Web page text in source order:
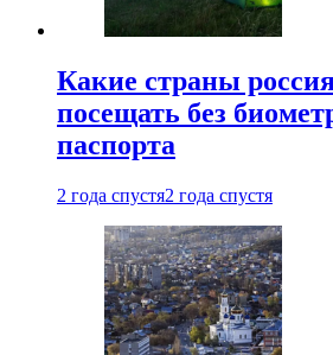
Какие страны
посещать без
паспорта
2 года спустя2 года спустя